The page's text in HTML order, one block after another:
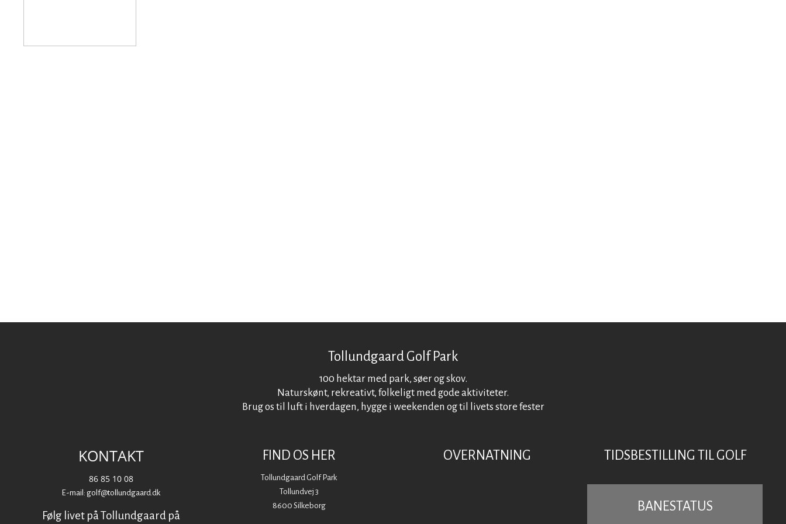
​Tollundgaard Golf Park
100 hektar med park, søer og skov.
Naturskønt, rekreativt, folkeligt med gode aktiviteter.
Brug os til luft i hverdagen, hygge i weekenden og til livets store fester
KONTAKT
86 85 10 08
E-mail: golf@tollundgaard.dk
Følg livet på Tollundgaard på​
FIND OS HER
Tollundgaard Golf Park
Tollundvej 3
8600 Silkeborg
OVERNATNING TIDSBESTILLING TIL GOLF
BANESTATUS